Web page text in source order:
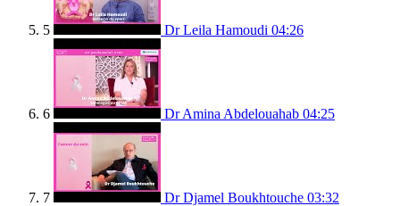
5 Dr Leila Hamoudi 04:26
6 Dr Amina Abdelouahab 04:25
7 Dr Djamel Boukhtouche 03:32